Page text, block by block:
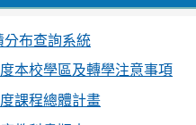
分布查詢系統
本校學區及轉學注意事項
課程總體計畫